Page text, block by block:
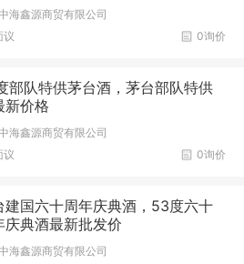
海鑫源商贸有限公司
0询价
议
部队特供茅台酒，茅台部队特供
新价格
海鑫源商贸有限公司
0询价
议
建国六十周年庆典酒，53度六十
庆典酒最新批发价
海鑫源商贸有限公司